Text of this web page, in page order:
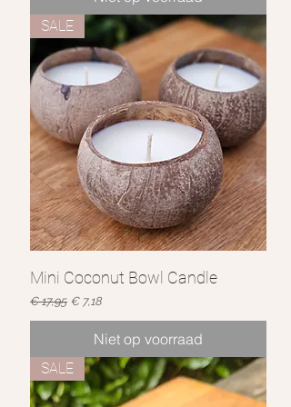
SALE
Mini Coconut Bowl Candle
Normale prijs
€ 17,95 Verkoopprijs
€ 7,18
Niet op voorraad
SALE